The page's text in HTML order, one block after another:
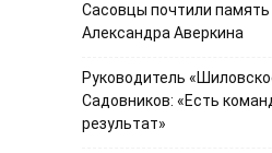
Сасовцы почтили
Александра Аверкина
Руководитель
Садовников: «Есть
результат»